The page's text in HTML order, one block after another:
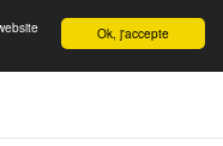
English Ok, j'accepte